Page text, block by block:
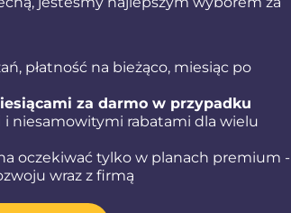
płatność na bieżąco, miesiąc po
za darmo w przypadku
i niesamowitymi rabatami dla wielu
oczekiwać tylko w planach premium -
wraz z firmą